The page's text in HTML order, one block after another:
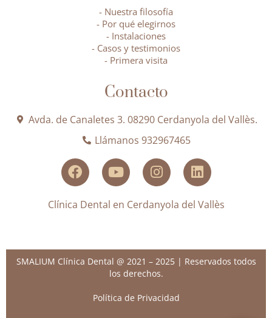
- Nuestra filosofía
- Por qué elegirnos
- Instalaciones
- Casos y testimonios
- Primera visita
Contacto
Avda. de Canaletes 3. 08290 Cerdanyola del Vallès.
Llámanos 932967465
Clínica Dental en Cerdanyola del Vallès
SMALIUM Clínica Dental @ 2021 – 2025 | Reservados todos
los derechos.
Política de Privacidad